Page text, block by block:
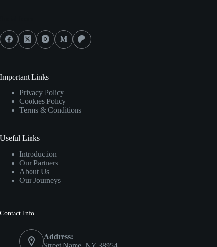
Important Links
Privacy Policy
Cookies Policy
Terms & Conditions
Useful Links
Introduction
Our Partners
About Us
Our Journeys
Contact Info
Address: